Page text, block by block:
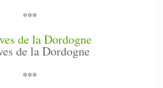
***
de la Dordogne
***